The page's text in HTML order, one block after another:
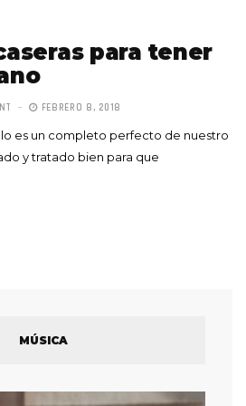
para tener
FEBRERO 8, 2018
es un completo perfecto de nuestro
y tratado bien para que
MÚSICA